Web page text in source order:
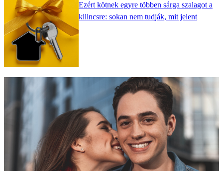
Ezért kötnek egyre többen sárga szalagot a
kilincsre: sokan nem tudják, mit jelent